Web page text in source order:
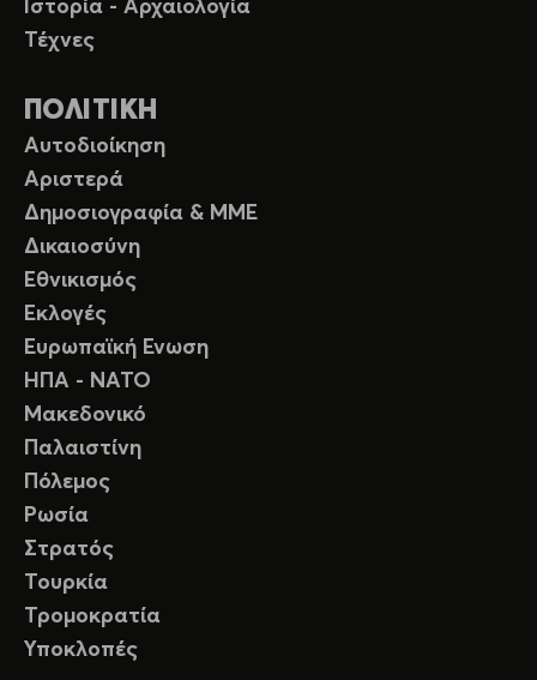
Ιστορία - Αρχαιολογία
Τέχνες
ΠΟΛΙΤΙΚΗ
Αυτοδιοίκηση
Αριστερά
Δημοσιογραφία & ΜΜΕ
Δικαιοσύνη
Εθνικισμός
Εκλογές
Ευρωπαϊκή Ενωση
ΗΠΑ - ΝΑΤΟ
Μακεδονικό
Παλαιστίνη
Πόλεμος
Ρωσία
Στρατός
Τουρκία
Τρομοκρατία
Υποκλοπές